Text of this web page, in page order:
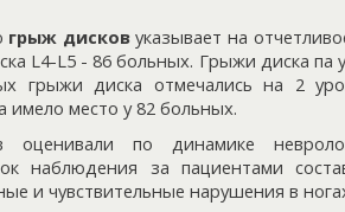
грыж дисковуказывает на
L4-L5 - 86 больных. Грыжи диска па
диска отмечались на 2
место у 82 больных.
оценивали по динамике
наблюдения за пациентами
и чувствительные нарушения в